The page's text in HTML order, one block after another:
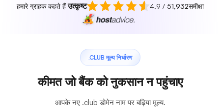
हमारे ग्राहक कहते हैंउत्कृष्ट 4.9 / 51,932समीक्षा
.CLUB मूल्य निर्धारण
कीमत जो बैंक को नुकसान न पहुंचाए
आपके नए .club डोमेन नाम पर बढ़िया मूल्य.